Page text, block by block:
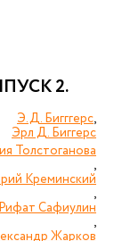
2.
Э.Д. Бигггерс,
Эрл Д. Биггерс
Толстоганова
,
Креминский
,
Сафиулин
,
Жарков